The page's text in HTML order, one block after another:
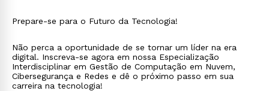
Prepare-se para o Futuro da Tecnologia!
Não perca a oportunidade de se tornar um líder na era
digital. Inscreva-se agora em nossa Especialização
Interdisciplinar em Gestão de Computação em Nuvem,
Cibersegurança e Redes e dê o próximo passo em sua
carreira na tecnologia!